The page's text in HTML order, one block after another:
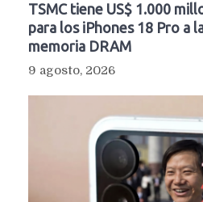
TSMC tiene US$ 1.000
para los iPhones 18 Pro a
memoria DRAM
9 agosto, 2026